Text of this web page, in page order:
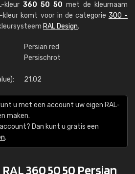
kleur 360 50 50 met de kleurnaam
kleur komt voor in de categorie 300 -
RAL Design.
Persian red
Persischrot
21,02
u met een account uw eigen RAL-
maken.
Dan kunt u gratis een
.
360 50 50 Persian